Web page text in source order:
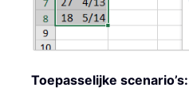
Toepasselijke scenario’s: